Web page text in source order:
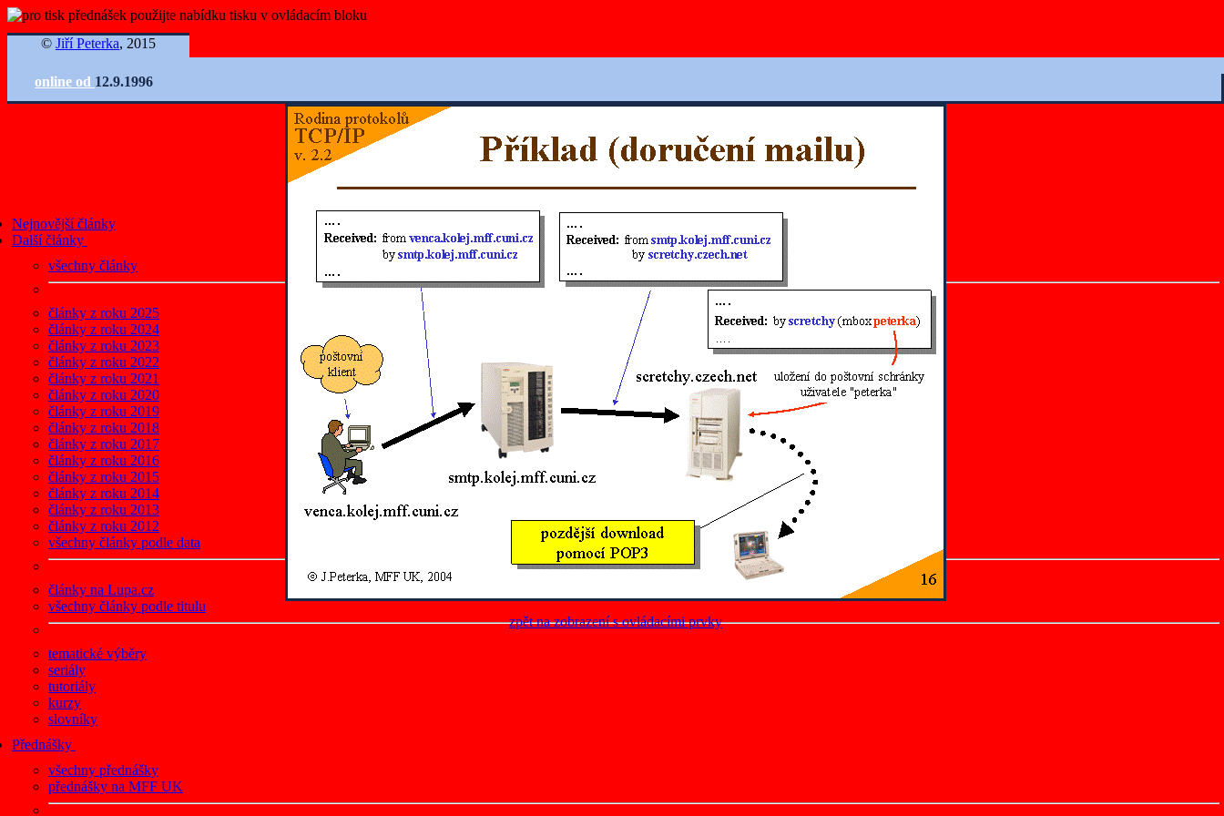
© Jiří Peterka, 2015
online od 12.9.1996
Nejnovější články
Další články
všechny články
články z roku 2025
články z roku 2024
články z roku 2023
články z roku 2022
články z roku 2021
články z roku 2020
články z roku 2019
články z roku 2018
články z roku 2017
články z roku 2016
články z roku 2015
články z roku 2014
články z roku 2013
články z roku 2012
všechny články podle data
články na Lupa.cz
všechny články podle titulu
tematické výběry
seriály
tutoriály
kurzy
slovníky
Přednášky
všechny přednášky
přednášky na MFF UK
zpět na zobrazení s ovládacími prvky